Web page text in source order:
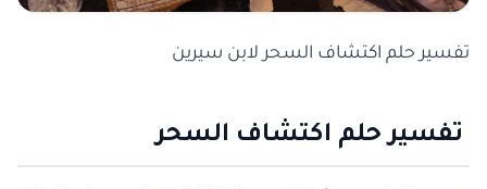
تفسير حلم اكتشاف السحر لابن سيرين
تفسير حلم اكتشاف السحر